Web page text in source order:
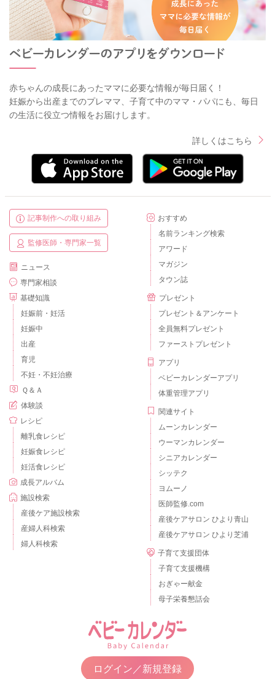
赤ちゃんの成長にあったママに必要な情報が毎日届く！
妊娠から出産までのプレママ、子育て中のママ・パパにも、毎日
の生活に役立つ情報をお届けします。
詳しくはこちら
記事制作への取り組み
監修医師・専門家一覧
ニュース
専門家相談
基礎知識
妊娠前・妊活
妊娠中
出産
育児
不妊・不妊治療
Ｑ＆Ａ
体験談
レシピ
離乳食レシピ
妊娠食レシピ
妊活食レシピ
成長アルバム
施設検索
産後ケア施設検索
産婦人科検索
婦人科検索
おすすめ
名前ランキング検索
アワード
マガジン
タウン誌
プレゼント
プレゼント＆アンケート
全員無料プレゼント
ファーストプレゼント
アプリ
ベビーカレンダーアプリ
体重管理アプリ
関連サイト
ムーンカレンダー
ウーマンカレンダー
シニアカレンダー
シッテク
ヨムーノ
医師監修.com
産後ケアサロン ひより青山
産後ケアサロン ひより芝浦
子育て支援団体
子育て支援機構
おぎゃー献金
母子栄養懇話会
ログイン／新規登録